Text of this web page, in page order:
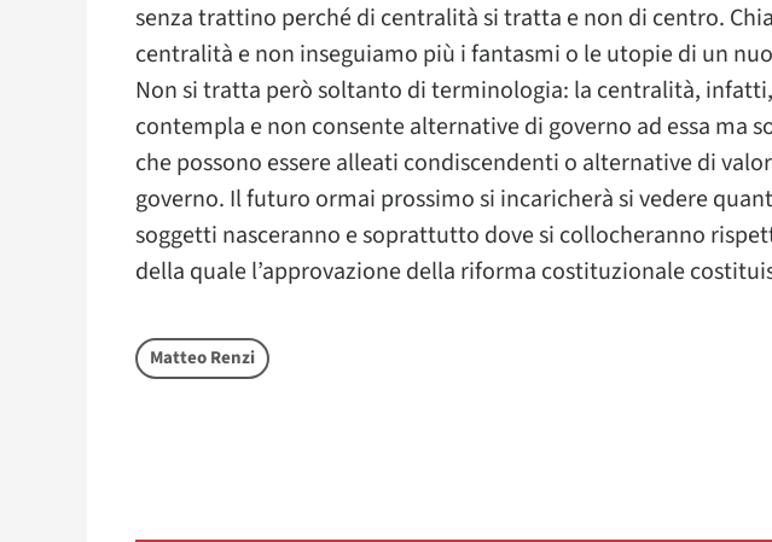
senza trattino perché di centralità si tratta e non di centro.
centralità e non inseguiamo più i fantasmi o le utopie di un
Non si tratta però soltanto di terminologia: la centralità,
contempla e non consente alternative di governo ad essa ma
che possono essere alleati condiscendenti o alternative di
governo. Il futuro ormai prossimo si incaricherà si vedere
soggetti nasceranno e soprattutto dove si collocheranno
della quale l’approvazione della riforma costituzionale
Matteo Renzi